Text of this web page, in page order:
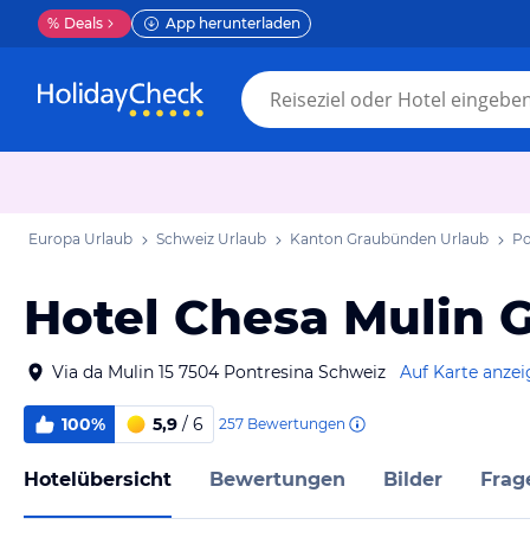
% Deals App herunterladen
Europa Urlaub Schweiz Urlaub Kanton Graubünden Urlaub
Hotel Chesa Mulin
Via da Mulin 15 7504 Pontresina Schweiz Auf Karte
100% 5,9 / 6 257 Bewertungen
Hotelübersicht Bewertungen Bilder